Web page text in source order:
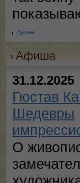
Далее
Афиша
31.12.2025
Гюстав
Шедевры
О